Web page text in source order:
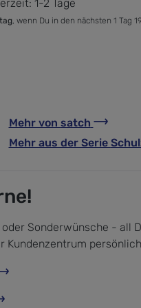
1-2 Tage
, wenn Du in den nächsten 1 Tag
Mehr von satch
Mehr aus der Serie
Sonderwünsche - all
Kundenzentrum